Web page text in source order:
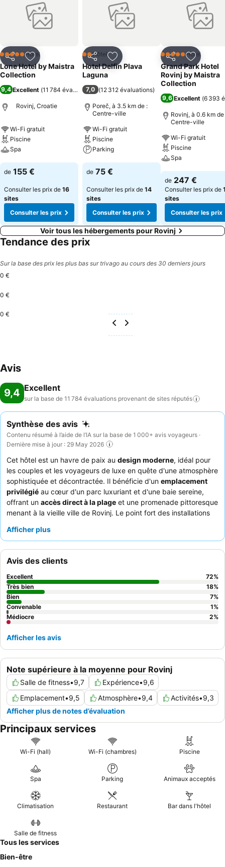
PartagerAjouter à mes favoris
5 Étoiles Hôtel
Lone Hotel by Maistra
Collection
9,4 Excellent (11 784 évaluations
Rovinj, Croatie
Wi-Fi gratuit
Piscine
Spa
Consulter les prix
de 155 €
Consulter les prix de 16
sites
Consulter les prix
PartagerAjouter à mes favoris
2 Étoiles
Hôtel
Hotel Delfin Plava
Laguna
7,0 (12 312 évaluations)
Poreč, à 3.5 km de :
Centre-ville
Wi-Fi gratuit
Piscine
Parking
Consulter les prix
de 75 €
Consulter les prix de 14
sites
Consulter les prix
PartagerAjouter
5 Étoiles Hôtel
Grand Park Hotel
Rovinj by Maistra
Collection
9,6 Excellent (6 393
Rovinj, à 0.6 km de
Centre-ville
Wi-Fi gratuit
Piscine
Spa
Consulter les
de 247 €
Consulter les prix de
sites
Consulter les prix
Voir tous les hébergements pour Rovinj
Tendance des prix
Sur la base des prix les plus bas sur trivago au cours des 30 derniers jours
0 €
0 €
0 €
Avis
9,4 Excellent
sur la base de 11 784 évaluations provenant de sites réputés
Synthèse des avis
Contenu résumé à l’aide de l’IA sur la base de 1 000+ avis voyageurs ·
Dernière mise à jour : 29 May 2026
Cet hôtel est un havre de paix au design moderne, idéal pour
les couples et les voyageurs de luxe en quête d'une atmosphère
sophistiquée et décontractée. Il bénéficie d'un emplacement
privilégié au cœur d'un parc luxuriant et d'une baie sereine,
offrant un accès direct à la plage et une promenade pittoresque
menant à la vieille ville de Rovinj. Le point fort des installations
intérieures et extérieures, des saunas et des espaces de
attentionné et professionnel
du petit-déjeunerest réputé pour son choix vaste et varié. Pour
une expérience améliorée, pensez à dîner au
restaurant japonais très bien noté de l'hôtel.
Afficher plus
Note supérieure à la moyenne pour Rovinj
Salle de fitness•9,7 Expérience•9,6
Emplacement•9,5 Atmosphère•9,4 Activités•9,3
Afficher plus de notes d’évaluation
Avis des clients
Excellent 72%
Très bien
18%
Bien
7%
Convenable
1%
Médiocre
2%
Afficher les avis
Principaux services
Wi-Fi (hall) Wi-Fi (chambres) Piscine
Spa Parking Animaux acceptés
Climatisation Restaurant Bar dans l'hôtel
Salle de fitness
Tous les services
Bien-être